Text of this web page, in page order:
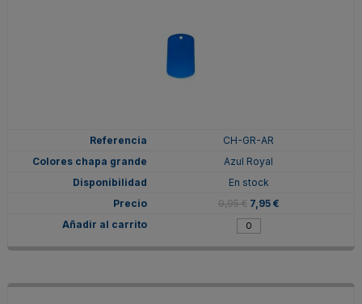
CH-GR-AR
Azul Royal
En stock
9,95 € 7,95 €